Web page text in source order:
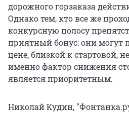
дорожного горзаказа
Однако тем, кто все же
конкурсную полосу
приятный бонус: они могут
цене, близкой к стартовой,
именно фактор снижения
является приоритетным.
Николай Кудин,